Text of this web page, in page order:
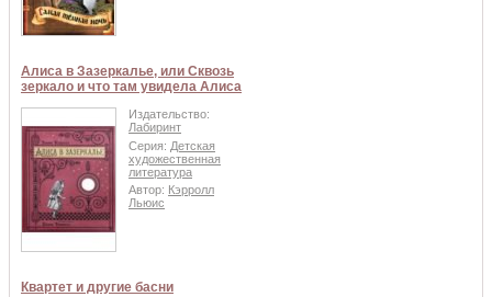
Алиса в Зазеркалье, или Сквозь
зеркало и что там увидела Алиса
Издательство:
Лабиринт
Серия: Детская
художественная
литература
Автор: Кэрролл
Льюис
Квартет и другие басни